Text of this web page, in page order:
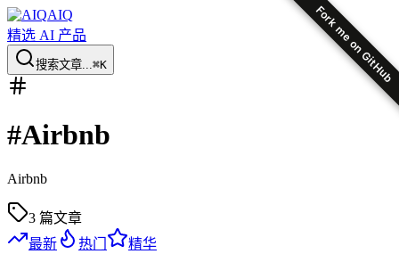
Fork me on GitHub
AIQ
精选 AI 产品
搜索文章...⌘K
#Airbnb
Airbnb
3 篇文章
最新
热门
精华